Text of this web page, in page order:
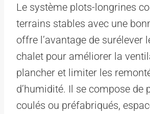
Le système plots-longrines
terrains stables avec une
offre l’avantage de surélever
chalet pour améliorer la
plancher et limiter les
d’humidité. Il se compose de
coulés ou préfabriqués,